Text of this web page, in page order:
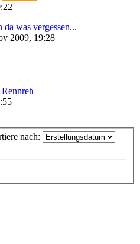
was vergessen...
2009, 19:28
Rennreh
nach: